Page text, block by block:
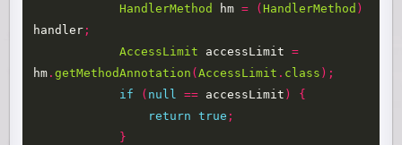
HandlerMethod
hm = (HandlerMethod )
handler ;
AccessLimit
accessLimit
=
hm .getMethodAnnotation (AccessLimit . class );
if
( null == accessLimit )
{
return
true ;
}